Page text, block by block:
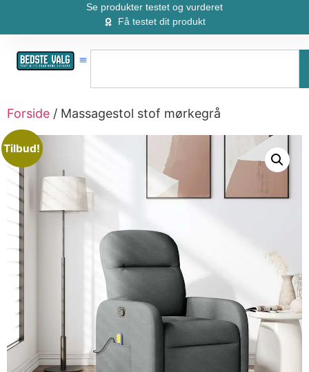
Se produkter testet og vurderet
Få testet dit produkt
Forside / Massagestol stof mørkegrå
Tilbud!